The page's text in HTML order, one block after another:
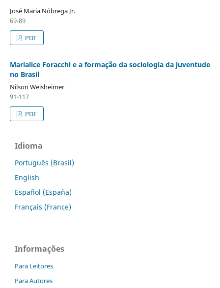
José Maria Nóbrega Jr.
69-89
PDF
Marialice Foracchi e a formação da sociologia da juventude
no Brasil
Nilson Weisheimer
91-117
PDF
Idioma
Português (Brasil)
English
Español (España)
Français (France)
Informações
Para Leitores
Para Autores